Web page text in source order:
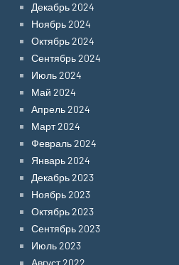
Декабрь 2024
Ноябрь 2024
Октябрь 2024
Сентябрь 2024
Июль 2024
Май 2024
Апрель 2024
Март 2024
Февраль 2024
Январь 2024
Декабрь 2023
Ноябрь 2023
Октябрь 2023
Сентябрь 2023
Июль 2023
Август 2022